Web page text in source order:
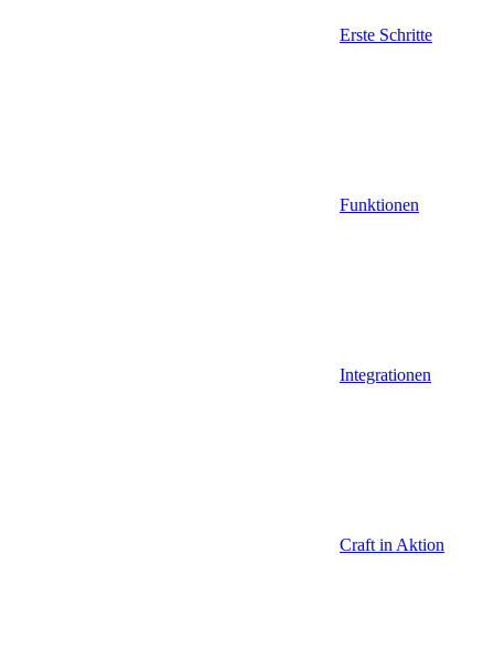
Erste Schritte
Funktionen
Integrationen
Craft in Aktion